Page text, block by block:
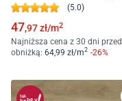
(5.0)
47,97zł/m2
Najniższa cena z 30 dni przed
obniżką: 64,99 zł/m2 -26%